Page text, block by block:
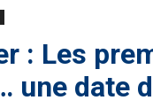
: Les
une date